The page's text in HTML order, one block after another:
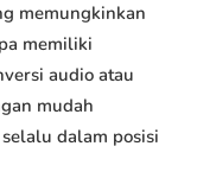
memungkinkan
memiliki
audio atau
mudah
dalam posisi